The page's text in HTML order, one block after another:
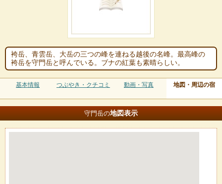
袴岳、青雲岳、大岳の三つの峰を連ねる越後の名峰。最高峰の
袴岳を守門岳と呼んでいる。ブナの紅葉も素晴らしい。
基本情報 つぶやき・クチコミ 動画・写真 地図・周辺の宿
守門岳の地図表示